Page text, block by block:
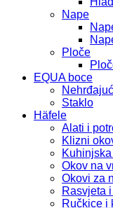
Nape
Ploče
EQUA boce
Staklo
Häfele
Alati i
Klizni
Okov na
Okovi za
Rasvjeta
Ručkice i